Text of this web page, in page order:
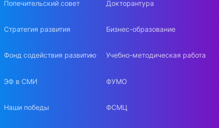
Попечительский совет
Стратегия развития
Фонд содействия развитию
ЭФ в СМИ
Наши победы
Докторантура
Бизнес-образование
Учебно-методическая работа
ФУМО
ФСМЦ